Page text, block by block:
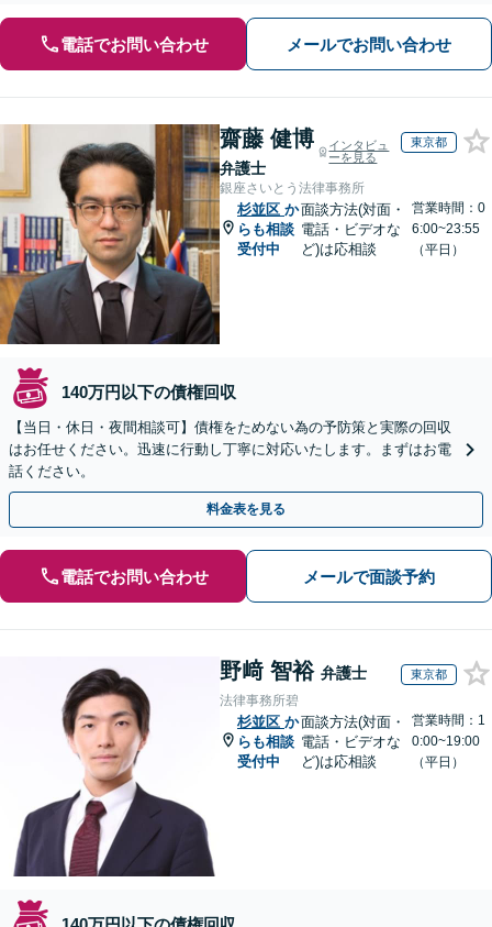
電話でお問い合わせ メールでお問い合わせ
齋藤 健博
弁護士
インタビュ
ーを見る
東京都
銀座さいとう法律事務所
杉並区 か
らも相談
受付中
面談方法(対面・
電話・ビデオな
ど)は応相談
営業時間：0
6:00~23:55
（平日）
140万円以下の債権回収
【当日・休日・夜間相談可】債権をためない為の予防策と実際の回収
はお任せください。迅速に行動し丁寧に対応いたします。まずはお電
話ください。
料金表を見る
電話でお問い合わせ メールで面談予約
野﨑 智裕 弁護士 東京都
法律事務所碧
杉並区 か
らも相談
受付中
面談方法(対面・
電話・ビデオな
ど)は応相談
営業時間：1
0:00~19:00
（平日）